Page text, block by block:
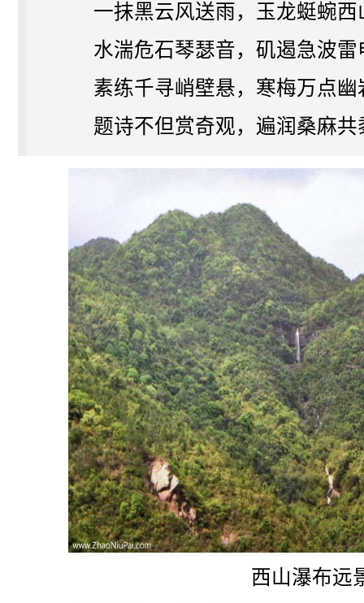
一抹黑云风送雨，玉龙蜓蜿西
水湍危石琴瑟音，矶遏急波雷
素练千寻峭壁悬，寒梅万点幽
题诗不但赏奇观，遍润桑麻共
西山瀑布远